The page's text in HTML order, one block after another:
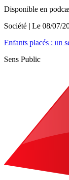
Disponible en
Société | Le 08/07/
Enfants placés : un
Sens Public